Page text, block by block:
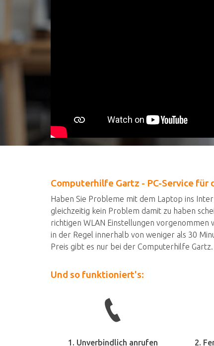
Computerhilfe Gartz - PC-Service für
Haben Sie Probleme mit dem Laptop ins
gleichzeitig kein Problem damit zu haben
richtigen WLAN Einstellungen
in der Regel innerhalb von weniger als 30
Preis gibt es nur bei der Computerhilfe Gartz.
Und so funktioniert's:
1. Unverbindlich anrufen 2.